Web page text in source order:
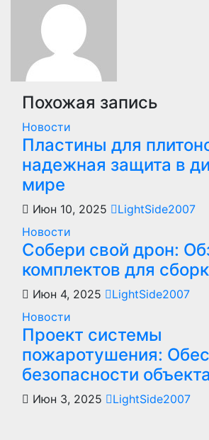
Похожая запись
Новости
Пластины для
надежная защита в
мире
Июн 10, 2025
LightSide2007
Новости
Собери свой дрон:
комплектов для
Июн 4, 2025
LightSide2007
Новости
Проект системы
пожаротушения:
безопасности объекта
Июн 3, 2025 LightSide2007